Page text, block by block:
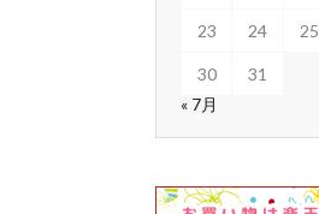
23 24 25
30
31
« 7月